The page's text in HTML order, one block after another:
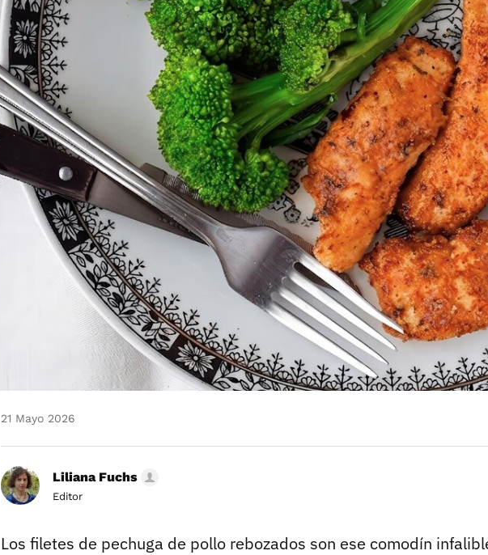
21 Mayo 2026
Liliana Fuchs
Editor
Los filetes de pechuga de pollo rebozados son ese comodín